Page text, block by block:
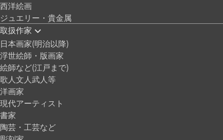
西洋絵画
ジュエリー・貴金属
取扱作家
日本画家(明治以降)
浮世絵師・版画家
絵師など(江戸まで)
歌人文人武人等
洋画家
現代アーティスト
書家
陶芸・工芸など